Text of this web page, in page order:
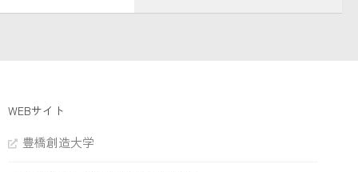
WEBサイト
豊橋創造大学